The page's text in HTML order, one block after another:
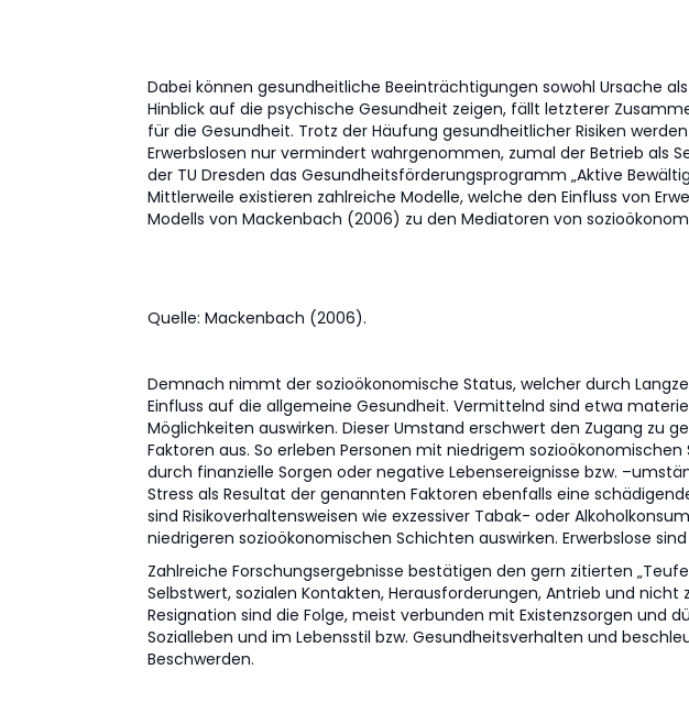
Dabei können gesundheitliche Beeinträchtigungen sowohl Ursache
Hinblick auf die psychische Gesundheit zeigen, fällt letzterer
für die Gesundheit. Trotz der Häufung gesundheitlicher Risiken
Erwerbslosen nur vermindert wahrgenommen, zumal der Betrieb als
der TU Dresden das Gesundheitsförderungsprogramm „Aktive
Mittlerweile existieren zahlreiche Modelle, welche den Einfluss von
Modells von Mackenbach (2006) zu den Mediatoren von
Quelle: Mackenbach (2006).
Demnach nimmt der sozioökonomische Status, welcher durch
Einfluss auf die allgemeine Gesundheit. Vermittelnd sind etwa
Möglichkeiten auswirken. Dieser Umstand erschwert den Zugang zu
Faktoren aus. So erleben Personen mit niedrigem
durch finanzielle Sorgen oder negative Lebensereignisse bzw.
Stress als Resultat der genannten Faktoren ebenfalls eine
sind Risikoverhaltensweisen wie exzessiver Tabak- oder
niedrigeren sozioökonomischen Schichten auswirken. Erwerbslose
Zahlreiche Forschungsergebnisse bestätigen den gern zitierten
Selbstwert, sozialen Kontakten, Herausforderungen, Antrieb und
Resignation sind die Folge, meist verbunden mit Existenzsorgen
Sozialleben und im Lebensstil bzw. Gesundheitsverhalten und
Beschwerden.